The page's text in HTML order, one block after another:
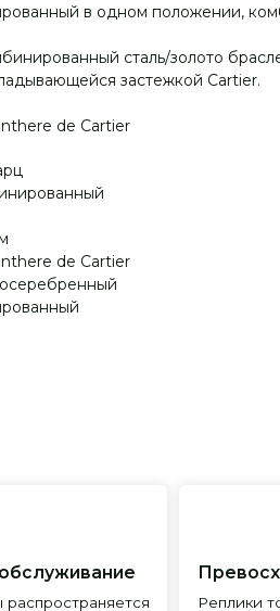
в одном положении,
сталь/золото
застежкой Cartier.
de Cartier
de Cartier